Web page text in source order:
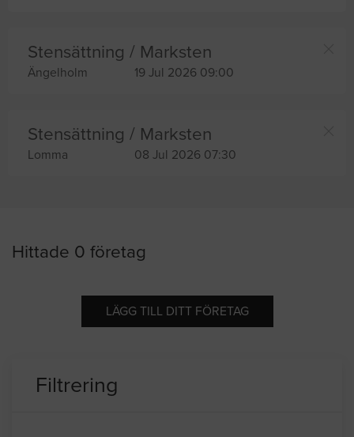
Stensättning / Marksten
Ängelholm 19 Jul 2026 09:00
Stensättning / Marksten
Lomma 08 Jul 2026 07:30
Hittade 0 företag
LÄGG TILL DITT FÖRETAG
Filtrering